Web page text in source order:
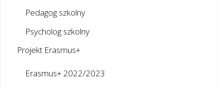
Pedagog szkolny
Psycholog szkolny
Projekt Erasmus+
Erasmus+ 2022/2023